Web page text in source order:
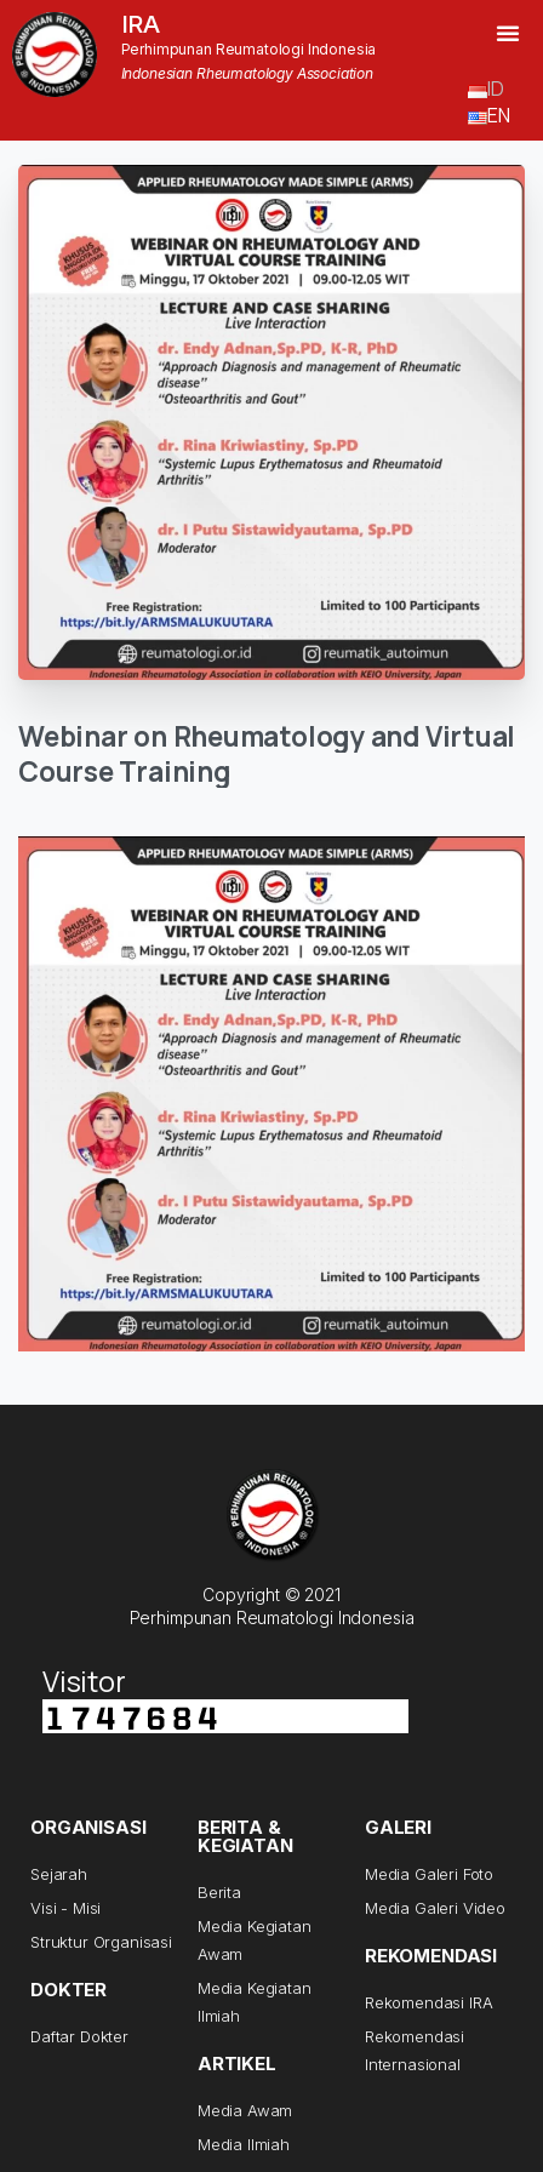
IRA
Perhimpunan Reumatologi Indonesia
Indonesian Rheumatology Association
ID
EN
Webinaron RheumatologyandVirtual
CourseTraining
Copyright © 2021
Perhimpunan Reumatologi Indonesia
Visitor
ORGANISASI
Sejarah
Visi - Misi
Struktur Organisasi
DOKTER
Daftar Dokter
BERITA &
KEGIATAN
Berita
Media Kegiatan
Awam
Media Kegiatan
Ilmiah
ARTIKEL
Media Awam
Media Ilmiah
GALERI
Media Galeri Foto
Media Galeri Video
REKOMENDASI
Rekomendasi IRA
Rekomendasi
Internasional